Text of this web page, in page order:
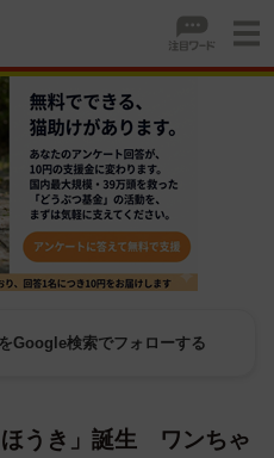
Google検索でフォローする
うき」誕生 ワンちゃ